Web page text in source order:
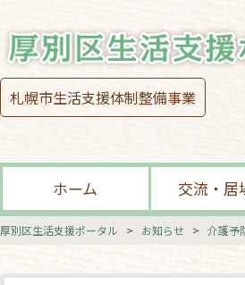
札幌市生活支援体制整備事業
ホーム 交流・居
厚別区生活支援ポータル > お知らせ > 介護予